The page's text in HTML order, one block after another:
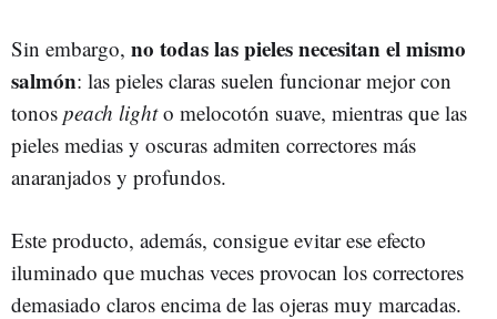
Sin embargo, no todas las pieles necesitan el mismo
salmón: las pieles claras suelen funcionar mejor con
tonos peach lighto melocotón suave, mientras que las
pieles medias y oscuras admiten correctores más
anaranjados y profundos.
Este producto, además, consigue evitar ese efecto
iluminado que muchas veces provocan los correctores
demasiado claros encima de las ojeras muy marcadas.